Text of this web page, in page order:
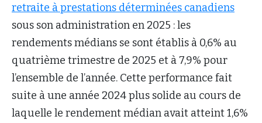
retraite à prestations déterminées canadiens
sous son administration en 2025 : les
rendements médians se sont établis à 0,6% au
quatrième trimestre de 2025 et à 7,9% pour
l’ensemble de l’année. Cette performance fait
suite à une année 2024 plus solide au cours de
laquelle le rendement médian avait atteint 1,6%